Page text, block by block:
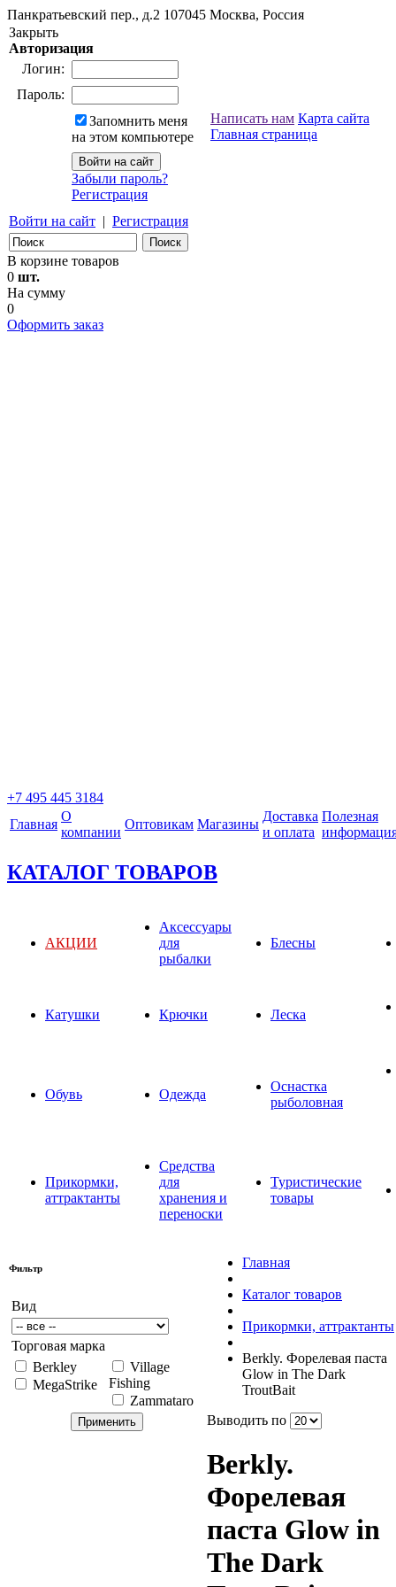
Панкратьевский пер., д.2 107045 Москва, Россия
Закрыть
Авторизация
Логин:
Пароль:
Запомнить меня
на этом компьютере
Забыли пароль?
Регистрация
Войти на сайт | Регистрация
Написать нам Карта сайта
Главная страница
В корзине товаров
0 шт.
На сумму
0
Оформить заказ
+7 495 445 3184
Главная
О
компании
Оптовикам Магазины
Доставка
и оплата
Полезная
КАТАЛОГ ТОВАРОВ
АКЦИИ
Аксессуары
для
рыбалки
Блесны
Катушки Крючки Леска
Обувь Одежда
Оснастка
рыболовная
Прикормки,
аттрактанты
Средства
для
хранения и
переноски
Туристические
товары
Фильтр
Вид
Торговая марка
Berkley
MegaStrike
Village
Fishing
Zammataro
Главная
Каталог товаров
Прикормки, аттрактанты
Berkly. Форелевая паста
Glow in The Dark
TroutBait
Выводить по
Berkly.
Форелевая
паста Glow in
The Dark